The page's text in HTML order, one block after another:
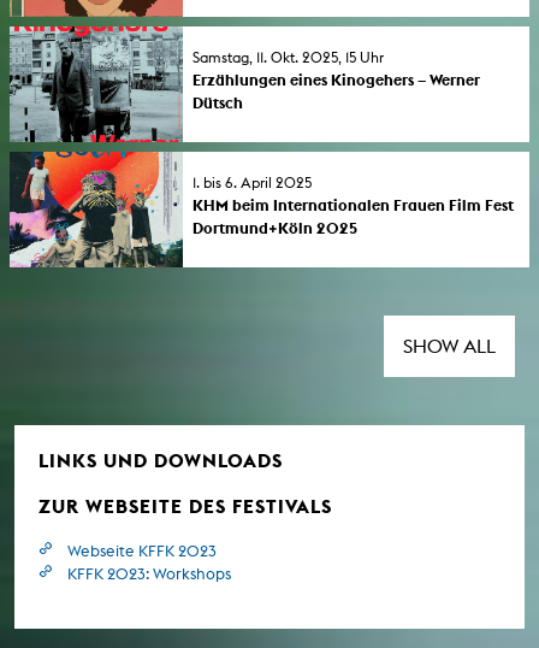
Der Nachwuchspreis für Künstlerinnen der
zwischen der Gleichstellung der KHM und
dem IFFF Dortmund+Köln vergeben.
Samstag, 11. Okt. 2025, 15 Uhr
Erzählungen eines Kinogehers – Werner
Dütsch
Kinogehers – Werner Dütsch” der KHM-
deutsche Premiere beim Film Festival
Cologne 2025. Werner Dütsch lehrte von
1992 bis 2012 Filmgeschichte an der
1. bis 6. April 2025
KHM beim Internationalen Frauen Film Fest
Dortmund+Köln 2025
„Shoot“ – KHM & IFFF Dortmund+Köln
Diplomfilm der Preisträgerin „ El Sueño“ sind
auch zwei Dokumentarfilme vonSHOW ALL
LINKS UND DOWNLOADS
ZUR WEBSEITE DES FESTIVALS
Webseite KFFK 2023
KFFK 2023: Workshops